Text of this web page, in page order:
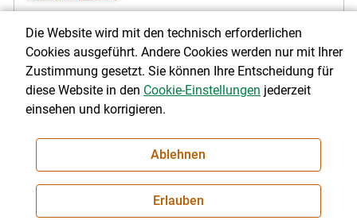
Wann führt Hitze zum Stress?
A4-Tabelle über Luftfeuchtigkeit und Lufttemperatur zur
Bewertung von Hitzestress für Milchkühe
Porto
Die Website wird mit den technisch erforderlichen
Cookies ausgeführt. Andere Cookies werden nur mit Ihrer
Zustimmung gesetzt. Sie können Ihre Entscheidung für
diese Website in den Cookie-Einstellungen jederzeit
einsehen und korrigieren.
Ablehnen
Erlauben